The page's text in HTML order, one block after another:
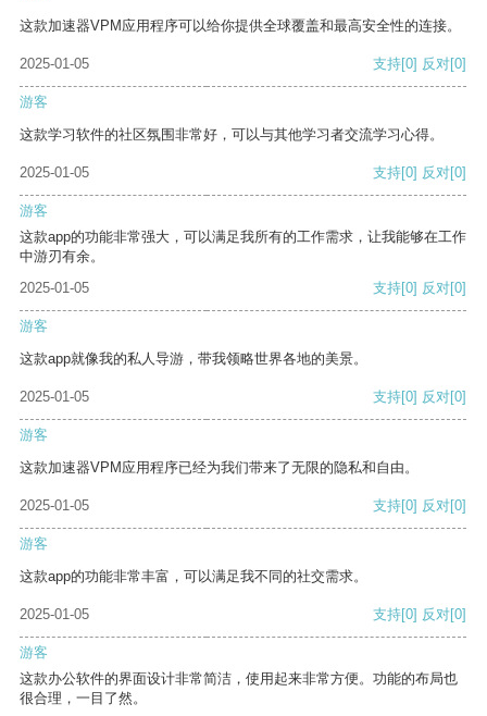
这款加速器VPM应用程序可以给你提供全球覆盖和最高安全性的连接。
2025-01-05 支持[0] 反对[0]
游客
这款学习软件的社区氛围非常好，可以与其他学习者交流学习心得。
2025-01-05 支持[0] 反对[0]
游客
这款app的功能非常强大，可以满足我所有的工作需求，让我能够在工作
中游刃有余。
2025-01-05
支持[0] 反对[0]
游客
这款app就像我的私人导游，带我领略世界各地的美景。
2025-01-05 支持[0] 反对[0]
游客
这款加速器VPM应用程序已经为我们带来了无限的隐私和自由。
2025-01-05 支持[0] 反对[0]
游客
这款app的功能非常丰富，可以满足我不同的社交需求。
2025-01-05 支持[0] 反对[0]
游客
这款办公软件的界面设计非常简洁，使用起来非常方便。功能的布局也
很合理，一目了然。